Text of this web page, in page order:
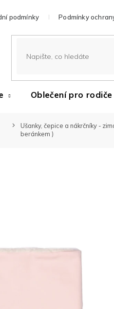
podmínky Podmínky
Oblečení pro rodiče
Ušanky, čepice a nákrčníky -
beránkem )